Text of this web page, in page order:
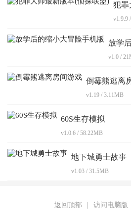
犯罪
v1.9.9
放学
v1.0 /
倒霉熊逃离
v1.19 / 3.11MB
60S生存模拟
v1.0.6 / 58.22MB
地下城勇士故事
v1.03 / 31.5MB
返回顶部 访问电脑版